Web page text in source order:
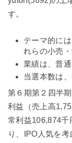
す。
テーマ的に
れらの小売
業績は、普通
当選本数は
第６期第２四半
利益（売上高
常利益106,874千
り、IPO人気を